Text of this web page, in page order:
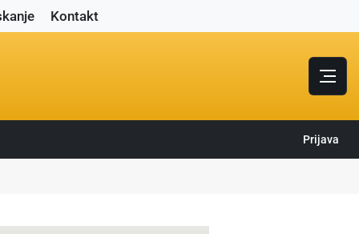
Kontakt
Prijava